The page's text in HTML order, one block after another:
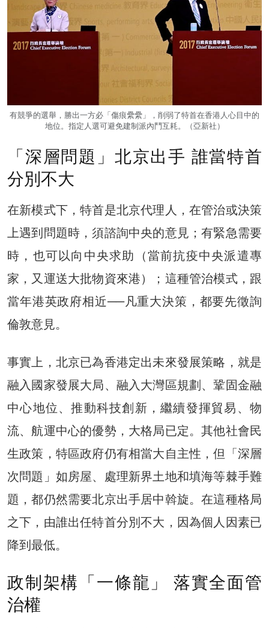
有競爭的選舉，勝出一方必「傷痕纍纍」，削弱了特首在香港人心目中的
地位。指定人選可避免建制派內鬥互耗。（亞新社）
「深層問題」北京出手 誰當特首
分別不大
在新模式下，特首是北京代理人，在管治或決策
上遇到問題時，須諮詢中央的意見；有緊急需要
時，也可以向中央求助（當前抗疫中央派遣專
家，又運送大批物資來港）；這種管治模式，跟
當年港英政府相近──凡重大決策，都要先徵詢
倫敦意見。
事實上，北京已為香港定出未來發展策略，就是
融入國家發展大局、融入大灣區規劃、鞏固金融
中心地位、推動科技創新，繼續發揮貿易、物
流、航運中心的優勢，大格局已定。其他社會民
生政策，特區政府仍有相當大自主性，但「深層
次問題」如房屋、處理新界土地和填海等棘手難
題，都仍然需要北京出手居中斡旋。在這種格局
之下，由誰出任特首分別不大，因為個人因素已
降到最低。
政制架構「一條龍」 落實全面管
治權